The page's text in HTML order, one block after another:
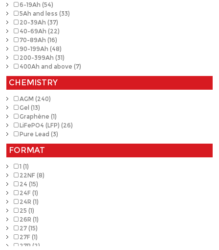
6-19Ah (54)
5Ah and less (33)
20-39Ah (37)
40-69Ah (22)
70-89Ah (16)
90-199Ah (48)
200-399Ah (31)
400Ah and above (7)
CHEMISTRY
AGM (240)
Gel (13)
Graphène (1)
LiFePO4 (LFP) (26)
Pure Lead (3)
FORMAT
1 (1)
22NF (8)
24 (15)
24F (1)
24R (1)
25 (1)
26R (1)
27 (15)
27F (1)
27R (2)